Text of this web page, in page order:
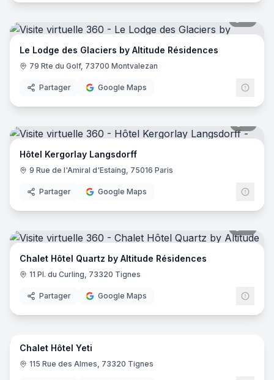
Le Lodge des Glaciers by Altitude Résidences
79 Rte du Golf, 73700 Montvalezan
Partager Google Maps
Hôtel Kergorlay Langsdorff
9 Rue de l'Amiral d'Estaing, 75016 Paris
Partager Google Maps
Chalet Hôtel Quartz by Altitude Résidences
11 Pl. du Curling, 73320 Tignes
Partager Google Maps
44
Chalet Hôtel Yeti
115 Rue des Almes, 73320 Tignes